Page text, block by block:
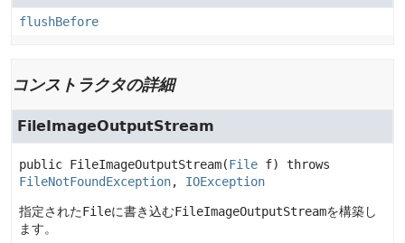
flushBefore
コンストラクタの詳細
FileImageOutputStream
public FileImageOutputStream(File f)
throws
FileNotFoundException, IOException
指定されたFileに書き込むFileImageOutputStreamを構築し
ます。